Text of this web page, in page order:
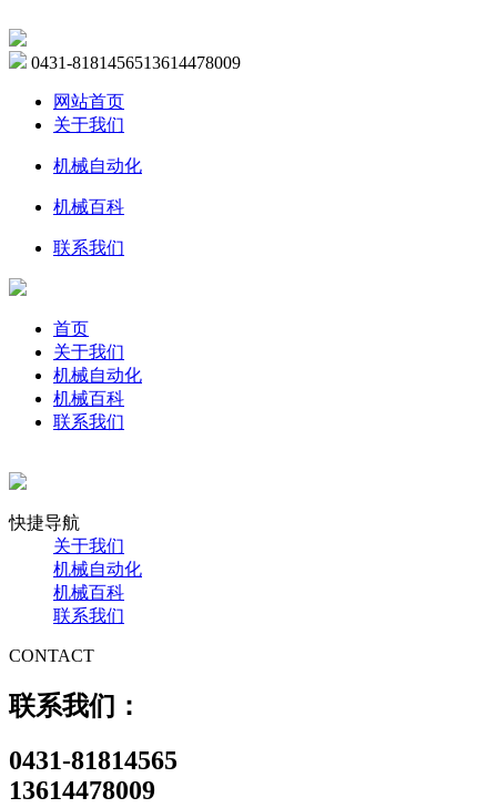
0431-8181456513614478009
网站首页
关于我们
机械自动化
机械百科
联系我们
首页
关于我们
机械自动化
机械百科
联系我们
快捷导航
关于我们
机械自动化
机械百科
联系我们
CONTACT
联系我们：
0431-81814565
13614478009